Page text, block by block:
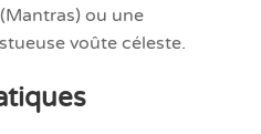
ou une
voûte céleste.